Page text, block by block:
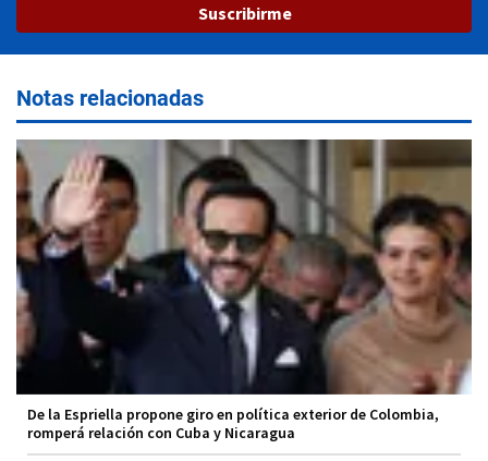
Suscribirme
Notas relacionadas
De la Espriella propone giro en política exterior de Colombia,
romperá relación con Cuba y Nicaragua